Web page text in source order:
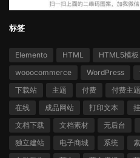
标签
Elemento HTML HTML5模板
wooocommerce
WordPress
下载站
主题 付费 付费主题
在线
成品网站 打印文本
文档下载
文档素材 无后台
独立建站
电子商城 系统